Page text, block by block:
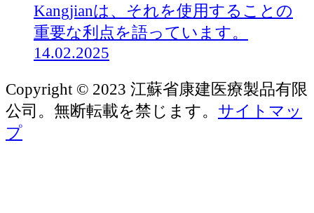
Kangjianは、それを使用することの
重要な利点を語っています。
14.02.2025
Copyright © 2023 江蘇省康建医療製品有限
公司。無断転載を禁じます。 サイトマッ
プ